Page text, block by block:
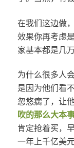
在我们这边做
效果你再考虑
家基本都是几
为什么很多人
是因为他们看
忽悠瘸了，让
吹的那么大本
肯定抢着买，
一年上千亿美